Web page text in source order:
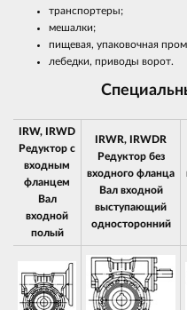
транспортеры;
мешалки;
пищевая, упаковочная
лебедки, приводы ворот.
IRW, IRWD
Редуктор с
входным
фланцем
Вал
входной
полый
IRWR, IRWDR
Редуктор без
входного фланца
Вал входной
выступающий
односторонний